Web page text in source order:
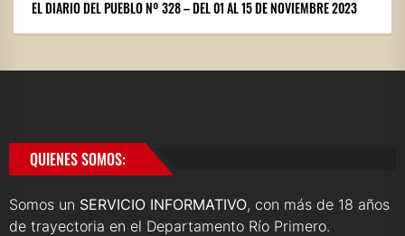
EL DIARIO DEL PUEBLO Nº 328 – DEL 01 AL 15 DE NOVIEMBRE 2023
QUIENES SOMOS:
Somos un SERVICIO INFORMATIVO, con más de 18 años
de trayectoria en el Departamento Río Primero.